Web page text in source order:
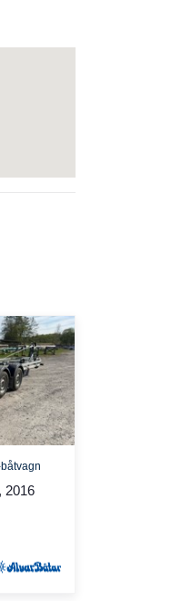
2016